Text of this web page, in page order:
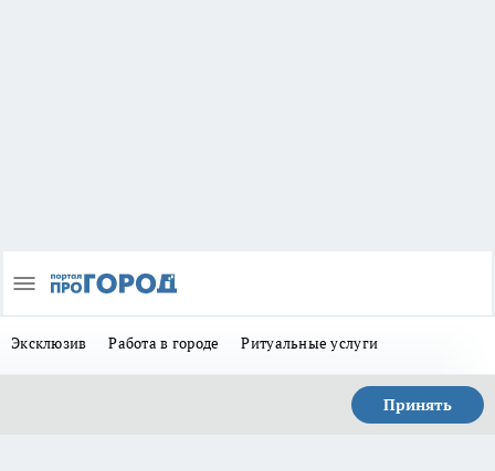
Эксклюзив Работа в городе Ритуальные услуги
Принять